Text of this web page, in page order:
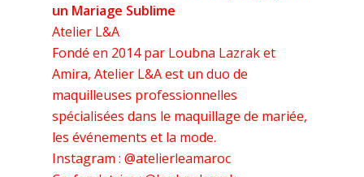
un Mariage Sublime
Atelier L&A
Fondé en 2014 par Loubna Lazrak et
Amira, Atelier L&A est un duo de
maquilleuses professionnelles
spécialisées dans le maquillage de mariée,
les événements et la mode.
Instagram : @atelierleamaroc